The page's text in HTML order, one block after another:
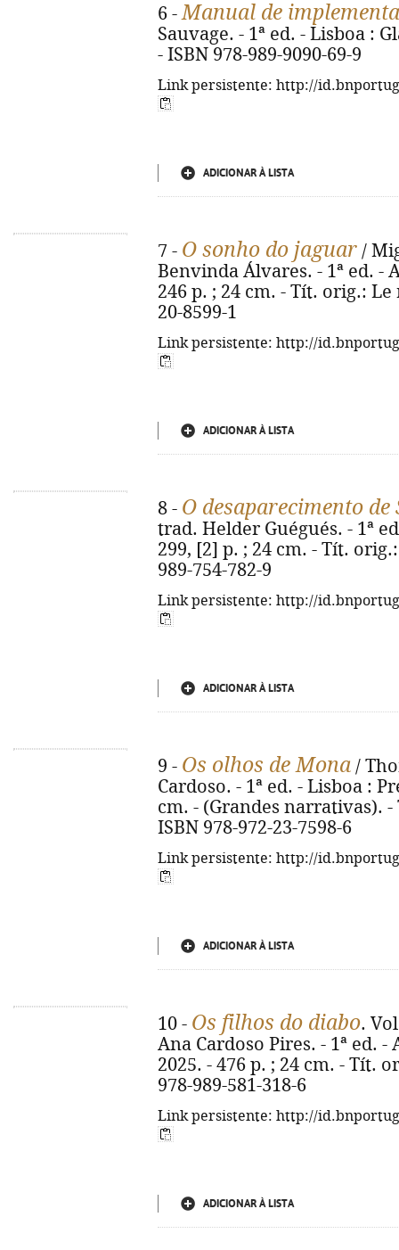
6 -Manual de
Sauvage. - 1ª ed. - Lisboa :
- ISBN 978-989-9090-69-9
Link persistente: http://
ADICIONAR À LISTA
7 - O sonho do jaguar /
Benvinda Álvares. - 1ª ed. -
246 p. ; 24 cm. - Tít. orig.:
20-8599-1
Link persistente: http://
ADICIONAR À LISTA
8 - O desaparecimento
trad. Helder Guégués. - 1ª
299, [2] p. ; 24 cm. - Tít.
989-754-782-9
Link persistente: http://
ADICIONAR À LISTA
9 - Os olhos de Mona /
Cardoso. - 1ª ed. - Lisboa :
cm. - (Grandes narrativas).
ISBN 978-972-23-7598-6
Link persistente: http://
ADICIONAR À LISTA
10 - Os filhos do diabo.
Ana Cardoso Pires. - 1ª ed. -
2025. - 476 p. ; 24 cm. - Tít.
978-989-581-318-6
Link persistente: http://
ADICIONAR À LISTA